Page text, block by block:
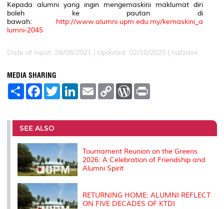
Kepada alumni yang ingin mengemaskini maklumat diri
boleh ke pautan di
bawah: http://www.alumni.upm.edu.my/kemaskini_a
lumni-2045
Date of Input: 28/08/2021 | Updated: 02/10/2025 | hafzaini
MEDIA SHARING
S
e
F
a
b
o
o
k
T
w
t
r
L
e
I
E
m
l
C
L
n
W
P
e
s
t
SEE ALSO
Tournament Reunion on the Greens
2026: A Celebration of Friendship and
Alumni Spirit
RETURNING HOME: ALUMNI REFLECT
ON FIVE DECADES OF KTDI